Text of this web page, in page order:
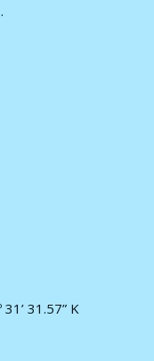
31’ 31.57” K